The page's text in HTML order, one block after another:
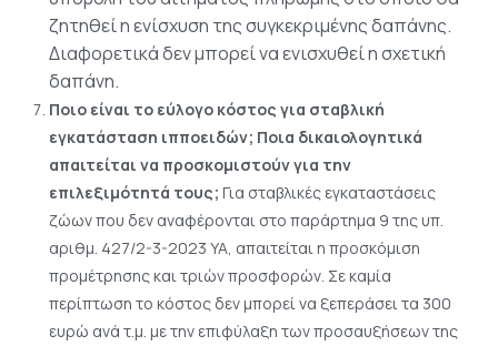
ζητηθεί η ενίσχυση της συγκεκριμένης δαπάνης.
Διαφορετικά δεν μπορεί να ενισχυθεί η σχετική
δαπάνη.
Ποιο είναι το εύλογο κόστος για σταβλική
εγκατάσταση ιπποειδών; Ποια δικαιολογητικά
απαιτείται να προσκομιστούν για την
επιλεξιμότητά τους; Για σταβλικές εγκαταστάσεις
ζώων που δεν αναφέρονται στο παράρτημα 9 της υπ.
αριθμ. 427/2-3-2023 ΥΑ, απαιτείται η προσκόμιση
προμέτρησης και τριών προσφορών. Σε καμία
περίπτωση το κόστος δεν μπορεί να ξεπεράσει τα 300
ευρώ ανά τ.μ. με την επιφύλαξη των προσαυξήσεων της